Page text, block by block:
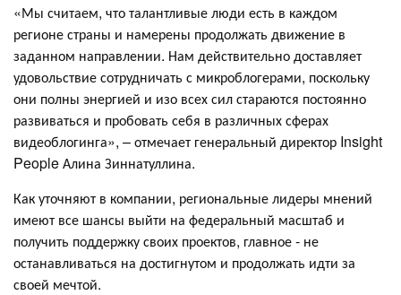
«Мы считаем, что талантливые люди есть в каждом
регионе страны и намерены продолжать движение в
заданном направлении. Нам действительно доставляет
удовольствие сотрудничать с микроблогерами, поскольку
они полны энергией и изо всех сил стараются постоянно
развиваться и пробовать себя в различных сферах
видеоблогинга», – отмечает генеральный директор Insight
People Алина Зиннатуллина.
Как уточняют в компании, региональные лидеры мнений
имеют все шансы выйти на федеральный масштаб и
получить поддержку своих проектов, главное - не
останавливаться на достигнутом и продолжать идти за
своей мечтой.